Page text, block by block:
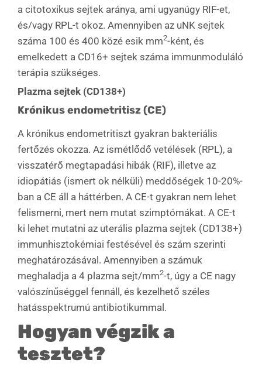
a citotoxikus sejtek aránya, ami ugyanúgy RIF-et,
és/vagy RPL-t okoz. Amennyiben az uNK sejtek
száma 100 és 400 közé esik mm2-ként, és
emelkedett a CD16+ sejtek száma immunmoduláló
terápia szükséges.
Plazma sejtek (CD138+)
Krónikus endometritisz (CE)
A krónikus endometritiszt gyakran bakteriális
fertőzés okozza. Az ismétlődő vetélések (RPL), a
visszatérő megtapadási hibák (RIF), illetve az
idiopátiás (ismert ok nélküli) meddőségek 10-20%-
ban a CE áll a háttérben. A CE-t gyakran nem lehet
felismerni, mert nem mutat szimptómákat. A CE-t
ki lehet mutatni az uterális plazma sejtek (CD138+)
immunhisztokémiai festésével és szám szerinti
meghatározásával. Amennyiben a számuk
meghaladja a 4 plazma sejt/mm2-t, úgy a CE nagy
valószínűséggel fennáll, és kezelhető széles
hatásspektrumú antibiotikummal.
Hogyan végzik a
tesztet?